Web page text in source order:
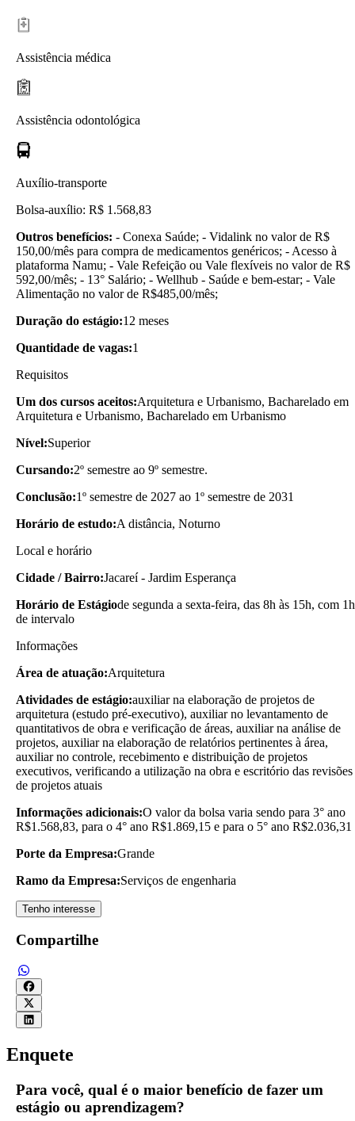
Assistência médica
Assistência odontológica
Auxílio-transporte
Bolsa-auxílio: R$ 1.568,83
Outros benefícios: - Conexa Saúde; - Vidalink no valor de R$
150,00/mês para compra de medicamentos genéricos; - Acesso à
plataforma Namu; - Vale Refeição ou Vale flexíveis no valor de R$
592,00/mês; - 13° Salário; - Wellhub - Saúde e bem-estar; - Vale
Alimentação no valor de R$485,00/mês;
Duração do estágio:12 meses
Quantidade de vagas:1
Requisitos
Um dos cursos aceitos:Arquitetura e Urbanismo, Bacharelado em
Arquitetura e Urbanismo, Bacharelado em Urbanismo
Nível:Superior
Cursando:2º semestre ao 9º semestre.
Conclusão:1º semestre de 2027 ao 1º semestre de 2031
Horário de estudo:A distância, Noturno
Local e horário
Cidade / Bairro:Jacareí - Jardim Esperança
Horário de Estágiode segunda a sexta-feira, das 8h às 15h, com 1h
de intervalo
Informações
Área de atuação:Arquitetura
Atividades de estágio:auxiliar na elaboração de projetos de
arquitetura (estudo pré-executivo), auxiliar no levantamento de
quantitativos de obra e verificação de áreas, auxiliar na análise de
projetos, auxiliar na elaboração de relatórios pertinentes à área,
auxiliar no controle, recebimento e distribuição de projetos
executivos, verificando a utilização na obra e escritório das revisões
de projetos atuais
Informações adicionais:O valor da bolsa varia sendo para 3° ano
R$1.568,83, para o 4° ano R$1.869,15 e para o 5° ano R$2.036,31
Porte da Empresa:Grande
Ramo da Empresa:Serviços de engenharia
Tenho interesse
Compartilhe
Enquete
Para você, qual é o maior benefício de fazer um
estágio ou aprendizagem?